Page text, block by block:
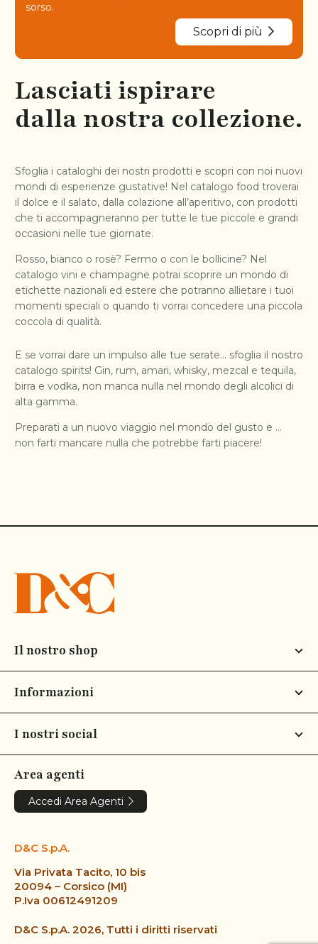
sorso.
Scopri di più
Lasciati ispirare
dalla nostra collezione.
Sfoglia i cataloghi dei nostri prodotti e scopri con noi nuovi
mondi di esperienze gustative! Nel catalogo food troverai
il dolce e il salato, dalla colazione all’aperitivo, con prodotti
che ti accompagneranno per tutte le tue piccole e grandi
occasioni nelle tue giornate.
Rosso, bianco o rosè? Fermo o con le bollicine? Nel
catalogo vini e champagne potrai scoprire un mondo di
etichette nazionali ed estere che potranno allietare i tuoi
momenti speciali o quando ti vorrai concedere una piccola
coccola di qualità.
E se vorrai dare un impulso alle tue serate… sfoglia il nostro
catalogo spirits! Gin, rum, amari, whisky, mezcal e tequila,
birra e vodka, non manca nulla nel mondo degli alcolici di
alta gamma.
Preparati a un nuovo viaggio nel mondo del gusto e …
non farti mancare nulla che potrebbe farti piacere!
Il nostro shop
Informazioni
I nostri social
Area agenti
Accedi Area Agenti
D&C S.p.A.
Via Privata Tacito, 10 bis
20094 – Corsico (MI)
P.Iva 00612491209
D&C S.p.A. 2026, Tutti i diritti riservati